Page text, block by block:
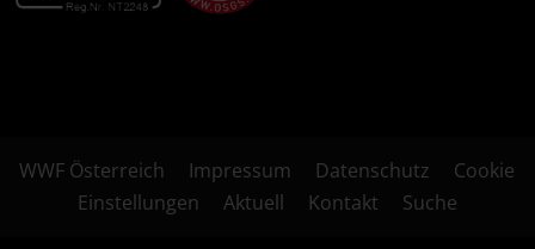
WWF Österreich Impressum Datenschutz
Cookie
Einstellungen
Aktuell Kontakt Suche